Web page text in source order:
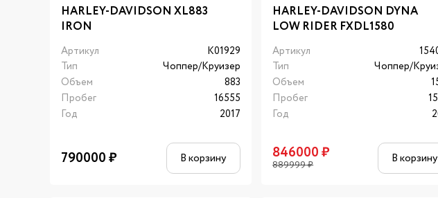
HARLEY-DAVIDSON XL883
IRON
Артикул
K01929
Тип
Чоппер/Круизер
Объем
883
Пробег
16555
Год
2017
790000₽ В корзину
HARLEY-DAVIDSON DYNA
LOW RIDER FXDL1580
Артикул
Тип
Чоппер/
Объем
Пробег
Год
846000₽
889999₽ В корзину